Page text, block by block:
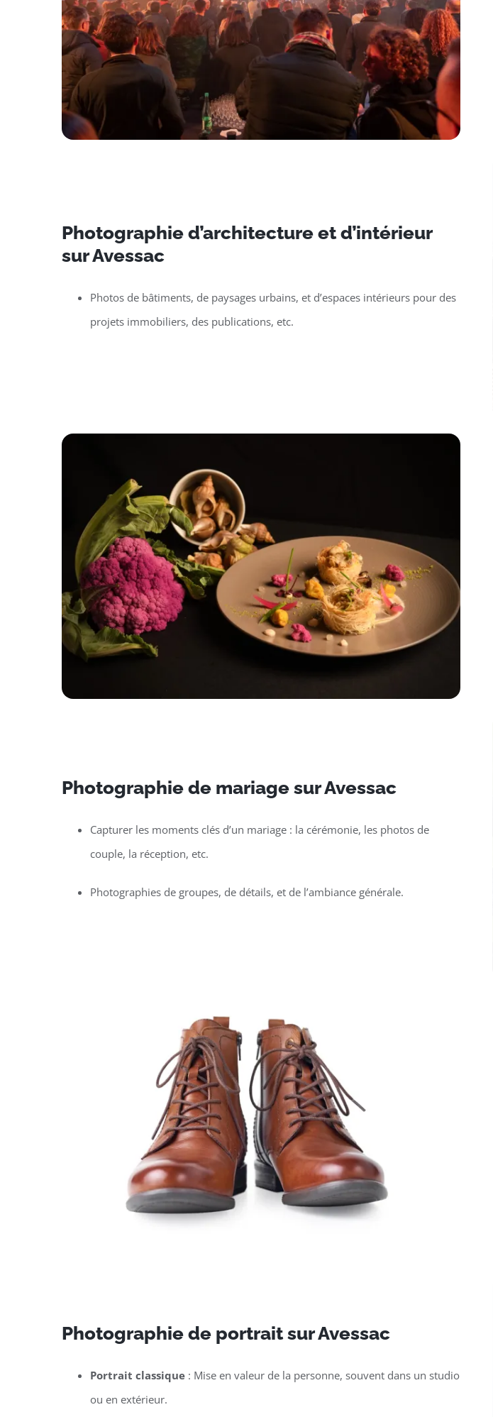
Photographie d’architecture et d’intérieur
sur Avessac
Photos de bâtiments, de paysages urbains, et d’espaces intérieurs pour des
projets immobiliers, des publications, etc.
Photographie de mariage sur Avessac
Capturer les moments clés d’un mariage : la cérémonie, les photos de
couple, la réception, etc.
Photographies de groupes, de détails, et de l’ambiance générale.
Photographie de portrait sur Avessac
Portrait classique: Mise en valeur de la personne, souvent dans un studio
ou en extérieur.